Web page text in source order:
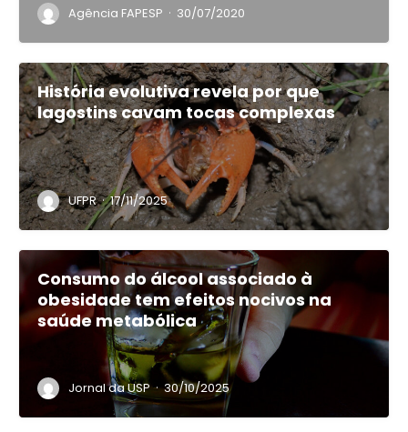
Agência FAPESP · 30/07/2020
História evolutiva revela por que
lagostins cavam tocas complexas
UFPR · 17/11/2025
Consumo do álcool associado à
obesidade tem efeitos nocivos na
saúde metabólica
Jornal da USP · 30/10/2025